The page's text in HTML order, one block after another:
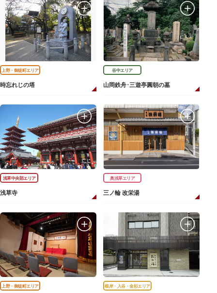
上野・御徒町エリア
時忘れじの塔
谷中エリア
山岡鉄舟･三遊亭圓朝の墓
浅草中央部エリア
浅草寺
奥浅草エリア
三ノ輪 改栄湯
上野・御徒町エリア 根岸・入谷・金杉エリア